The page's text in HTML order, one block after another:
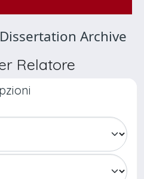
Archive
Relatore